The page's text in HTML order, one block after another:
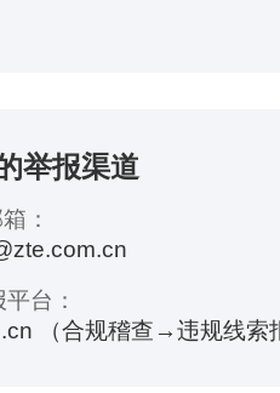
举报渠道
：
台：
（合规稽查→违规线索